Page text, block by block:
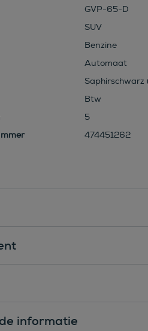
GVP-65-D
SUV
Benzine
Automaat
Btw
5
474451262
informatie